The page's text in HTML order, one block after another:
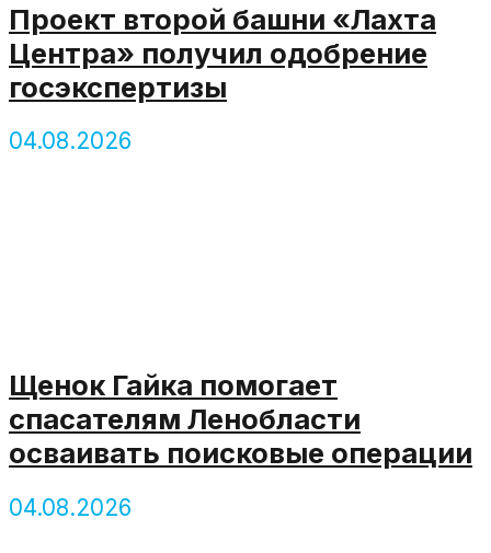
Проект второй башни «Лахта
Центра» получил одобрение
госэкспертизы
04.08.2026
Щенок Гайка помогает
спасателям Ленобласти
осваивать поисковые операции
04.08.2026